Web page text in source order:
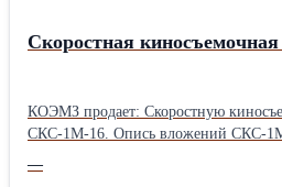
Скоростная
КОЭМЗ продает: Скоростную
СКС-1М-16. Опись вложений СКС-
"РОЗ-3М". Приспособление для
—